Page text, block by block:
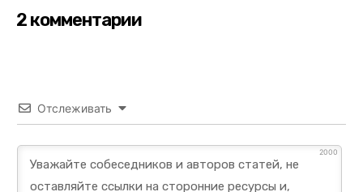
2 комментарии
Отслеживать
2000